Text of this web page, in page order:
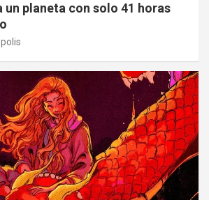
un planeta con solo 41 horas